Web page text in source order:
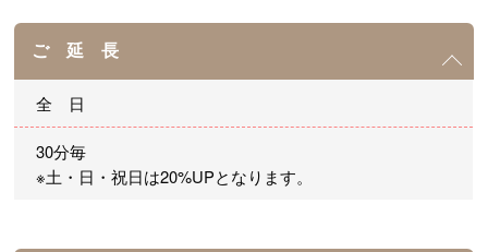
ご 延 長
全 日
30分毎
※土・日・祝日は20%UPとなります。